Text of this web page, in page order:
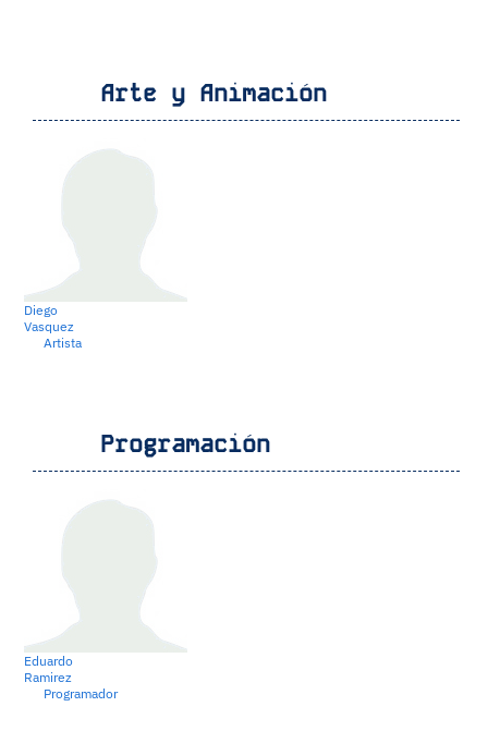
Arte y Animación
Diego
Vasquez
Artista
Programación
Eduardo
Ramirez
Programador